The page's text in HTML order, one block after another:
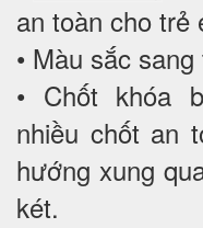
an toàn cho trẻ
• Màu sắc
• Chốt khóa
nhiều chốt an
hướng xung
két.